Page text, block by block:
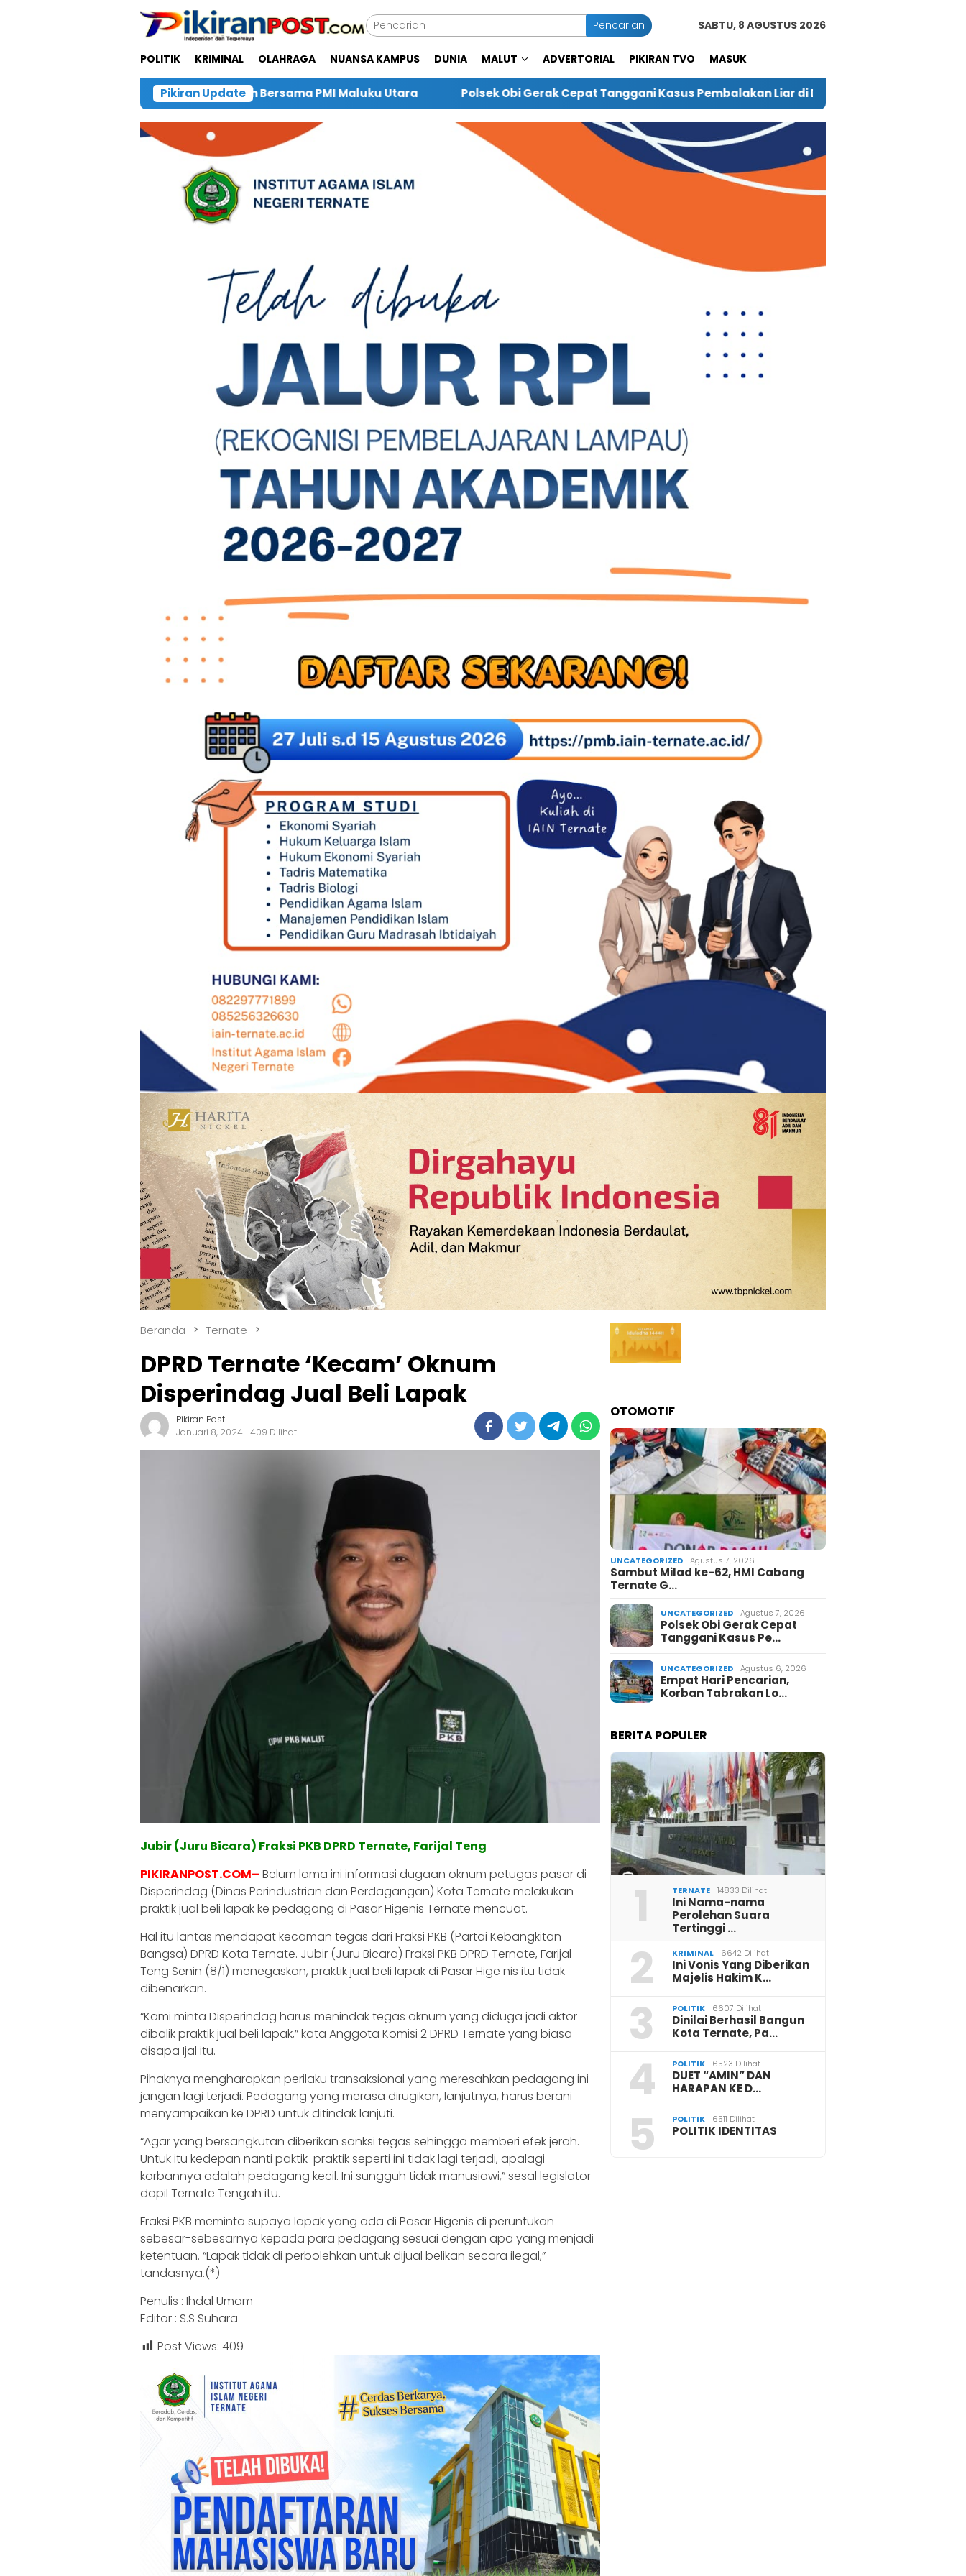
Pencarian SABTU, 8 AGUSTUS 2026
POLITIK KRIMINAL OLAHRAGA NUANSA KAMPUS DUNIA MALUT ADVERTORIAL PIKIRAN TVO MASUK
Pikiran Update
Donor Darah Bersama PMI Maluku Utara Polsek Obi Gerak Cepat Tanggani Kasus Pembalakan Liar di Desa Waringi, Warga Harap Pelaku Diberi Hukuman
Beranda Ternate
DPRD Ternate ‘Kecam’ Oknum
Disperindag Jual Beli Lapak
Pikiran Post
Januari 8, 2024 409 Dilihat
Jubir (Juru Bicara) Fraksi PKB DPRD Ternate, Farijal Teng
PIKIRANPOST.COM– Belum lama ini informasi dugaan oknum petugas pasar di
Disperindag (Dinas Perindustrian dan Perdagangan) Kota Ternate melakukan
praktik jual beli lapak ke pedagang di Pasar Higenis Ternate mencuat.
Hal itu lantas mendapat kecaman tegas dari Fraksi PKB (Partai Kebangkitan
Bangsa) DPRD Kota Ternate. Jubir (Juru Bicara) Fraksi PKB DPRD Ternate, Farijal
Teng Senin (8/1) menegaskan, praktik jual beli lapak di Pasar Hige nis itu tidak
dibenarkan.
“Kami minta Disperindag harus menindak tegas oknum yang diduga jadi aktor
dibalik praktik jual beli lapak,” kata Anggota Komisi 2 DPRD Ternate yang biasa
disapa Ijal itu.
Pihaknya mengharapkan perilaku transaksional yang meresahkan pedagang ini
jangan lagi terjadi. Pedagang yang merasa dirugikan, lanjutnya, harus berani
menyampaikan ke DPRD untuk ditindak lanjuti.
“Agar yang bersangkutan diberikan sanksi tegas sehingga memberi efek jerah.
Untuk itu kedepan nanti paktik-praktik seperti ini tidak lagi terjadi, apalagi
korbannya adalah pedagang kecil. Ini sungguh tidak manusiawi,” sesal legislator
dapil Ternate Tengah itu.
Fraksi PKB meminta supaya lapak yang ada di Pasar Higenis di peruntukan
sebesar-sebesarnya kepada para pedagang sesuai dengan apa yang menjadi
ketentuan. “Lapak tidak di perbolehkan untuk dijual belikan secara ilegal,”
tandasnya.(*)
Penulis : Ihdal Umam
Editor : S.S Suhara
Post Views: 409
OTOMOTIF
UNCATEGORIZED Agustus 7, 2026
Sambut Milad ke-62, HMI Cabang
Ternate G…
UNCATEGORIZED Agustus 7, 2026
Polsek Obi Gerak Cepat
Tanggani Kasus Pe…
UNCATEGORIZED Agustus 6, 2026
Empat Hari Pencarian,
Korban Tabrakan Lo…
BERITA POPULER
1 TERNATE 14833 Dilihat
Ini Nama-nama
Perolehan Suara
Tertinggi …
2 KRIMINAL 6642 Dilihat
Ini Vonis Yang Diberikan
Majelis Hakim K…
3 POLITIK 6607 Dilihat
Dinilai Berhasil Bangun
Kota Ternate, Pa…
4 POLITIK 6523 Dilihat
DUET “AMIN” DAN
HARAPAN KE D…
5 POLITIK 6511 Dilihat
POLITIK IDENTITAS